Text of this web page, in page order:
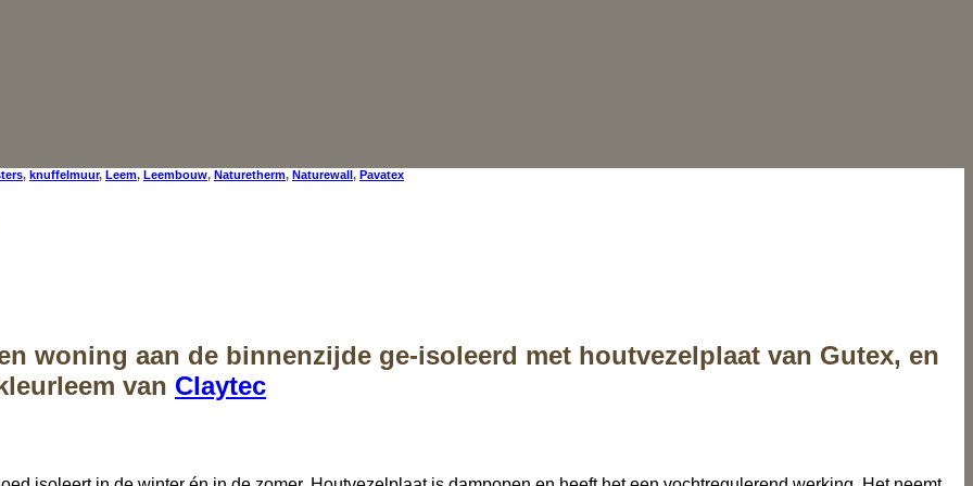
, knuffelmuur, Leem, Leembouw, Naturetherm, Naturewall, Pavatex
woning aan de binnenzijde ge-isoleerd met houtvezelplaat van Gutex, en
van Claytec